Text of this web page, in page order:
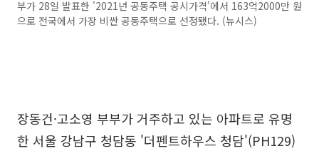
부가 28일 발표한 '2021년 공동주택 공시가격'에서 163억2000만 원
으로 전국에서 가장 비싼 공동주택으로 선정됐다. (뉴시스)
장동건·고소영 부부가 거주하고 있는 아파트로 유명
한 서울 강남구 청담동 '더펜트하우스 청담'(PH129)